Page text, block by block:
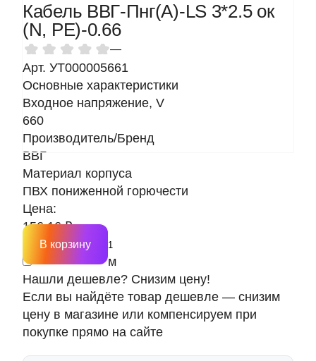
Кабель ВВГ-Пнг(А)-LS 3*2.5 ок
(N, PE)-0.66
—
Арт. УТ000005661
Основные характеристики
Входное напряжение, V
660
Производитель/Бренд
ВВГ
Материал корпуса
ПВХ пониженной горючести
Цена:
156.16 ₽
м
В корзину
Нашли дешевле? Снизим цену!
Если вы найдёте товар дешевле — снизим
цену в магазине или компенсируем при
покупке прямо на сайте